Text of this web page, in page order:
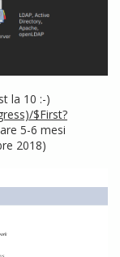
la 10 :-)
$First?
5-6 mesi
2018)